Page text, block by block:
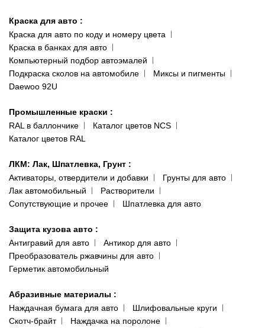
093 611-39-23
(ориентир: Интайм №40)
Одесса
пр-т Акад. Глушко, 29
066 554-97-70
Доставка и оплата
Сотрудничество
Наши публикации
Публичная оферта
Политика конфиденциальности
Краска для авто :
Краска для авто по коду и номеру цвета
Краска в банках для авто
Компьютерный подбор автоэмалей
Подкраска сколов на автомобиле
Миксы и пигменты
Daewoo 92U
Промышленные краски :
RAL в баллончике
Каталог цветов NCS
Каталог цветов RAL
ЛКМ: Лак, Шпатлевка, Грунт :
Активаторы, отвердители и добавки
Грунты для авто
Лак автомобильный
Растворители
Сопутствующие и прочее
Шпатлевка для авто
Защита кузова авто :
Антигравий для авто
Антикор для авто
Преобразователь ржавчины для авто
Герметик автомобильный
Абразивные материалы :
Наждачная бумага для авто
Шлифовальные круги
Скотч-брайт
Наждачка на поролоне